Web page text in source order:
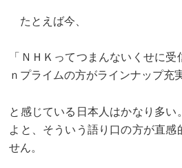
たとえば今、
「ＮＨＫってつまんないくせに
ｎプライムの方がラインナップ充
と感じている日本人はかなり多い
よと、そういう語り口の方が直感
せん。